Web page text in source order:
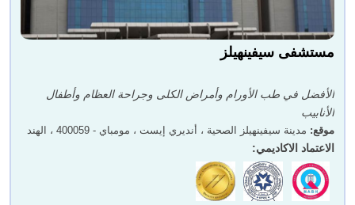
مستشفى سيفينهيلز
الأفضل في طب الأورام وأمراض الكلى وجراحة العظام وأطفال
الأنابيب
موقع: مدينة سيفينهيلز الصحية ، أنديري إيست ، مومباي - 400059 ، الهند
الاعتماد الاكاديمي: